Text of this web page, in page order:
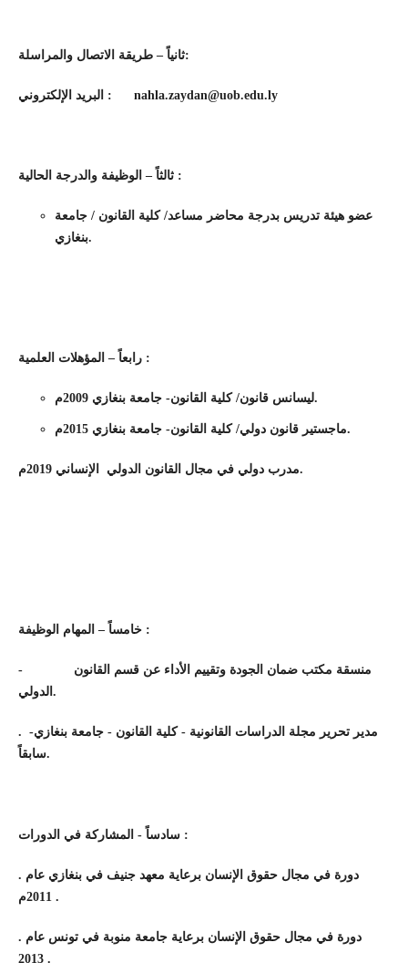
ثانياً – طريقة الاتصال والمراسلة:
: nahla.zaydan@uob.edu.ly
ثالثاً – الوظيفة والدرجة الحالية :
عضو هيئة تدريس بدرجة محاضر مساعد/ كلية القانون / جامعة
بنغازي.
رابعاً – المؤهلات العلمية :
ليسانس قانون/ كلية القانون- جامعة بنغازي 2009م.
ماجستير قانون دولي/ كلية القانون- جامعة بنغازي 2015م.
مدرب دولي في مجال القانون الدولي الإنساني 2019م.
خامساً – المهام الوظيفة :
- منسقة مكتب ضمان الجودة وتقييم الأداء عن قسم القانون
الدولي.
. مدير تحرير مجلة الدراسات القانونية - كلية القانون - جامعة بنغازي-
سابقاً.
سادساً - المشاركة في الدورات :
. دورة في مجال حقوق الإنسان برعاية معهد جنيف في بنغازي عام
2011م .
. دورة في مجال حقوق الإنسان برعاية جامعة منوبة في تونس عام
2013 .